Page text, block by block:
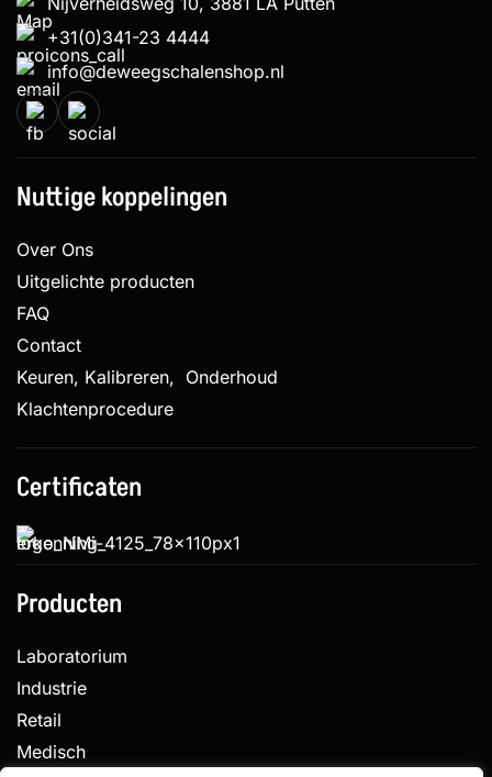
+31(0)341-23 4444
info@deweegschalenshop.nl
Nuttige koppelingen
Over Ons
Uitgelichte producten
FAQ
Contact
Keuren, Kalibreren, Onderhoud
Klachtenprocedure
Certificaten
Producten
Laboratorium
Industrie
Retail
Medisch